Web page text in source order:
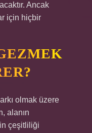
Ancak
için hiçbir
olmak üzere
alanın
çeşitliliği